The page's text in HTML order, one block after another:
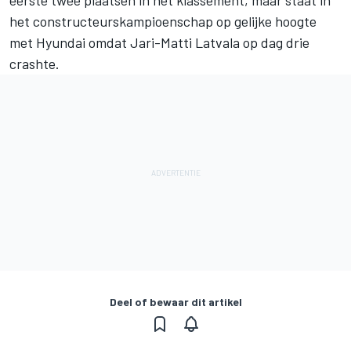
het constructeurskampioenschap op gelijke hoogte
met Hyundai omdat Jari-Matti Latvala op dag drie
crashte.
Deel of bewaar dit artikel